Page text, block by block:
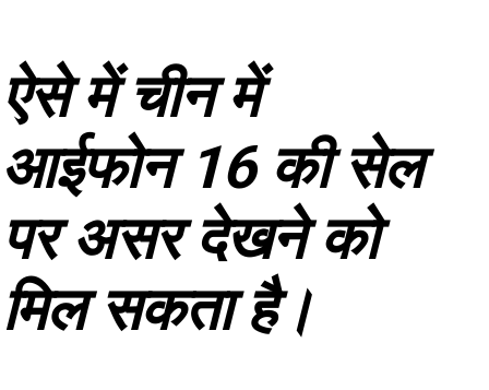
ऐसे में चीन में
आईफोन 16 की सेल
पर असर देखने को
मिल सकता है।